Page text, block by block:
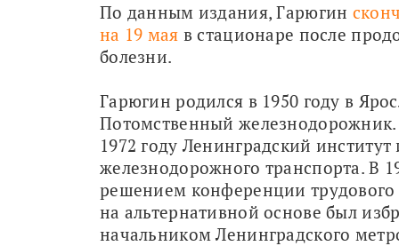
По данным издания, Гарюгин
на 19 мая в стационаре после
болезни.
Гарюгин родился в 1950 году в
Потомственный
1972 году Ленинградский
железнодорожного транспорта. В
решением конференции трудового
на альтернативной основе был
начальником Ленинградского